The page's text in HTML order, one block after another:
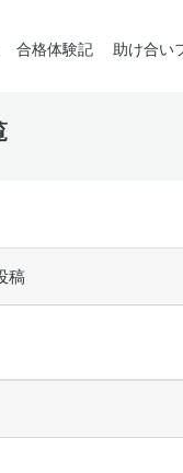
合格体験記 助け合い
稿